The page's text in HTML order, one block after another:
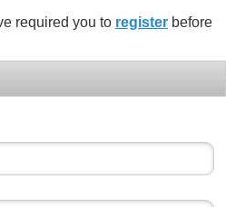
required you to register before